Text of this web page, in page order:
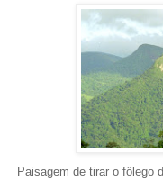
Paisagem de tirar o fôlego